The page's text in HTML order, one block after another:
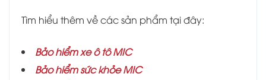
Tìm hiểu thêm về các sản phẩm tại đây:
Bảo hiểm xe ô tô MIC
Bảo hiểm sức khỏe MIC